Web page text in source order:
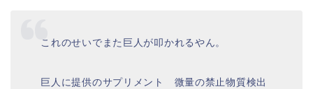
これのせいでまた巨人が叩かれるやん。
巨人に提供のサプリメント 微量の禁止物質検出